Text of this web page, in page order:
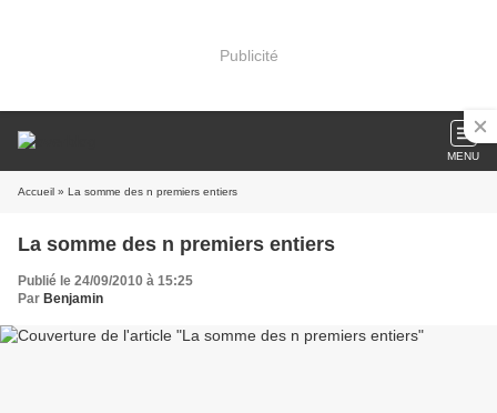
Publicité
MENU
Accueil » La somme des n premiers entiers
La somme des n premiers entiers
Publié le 24/09/2010 à 15:25
Par Benjamin